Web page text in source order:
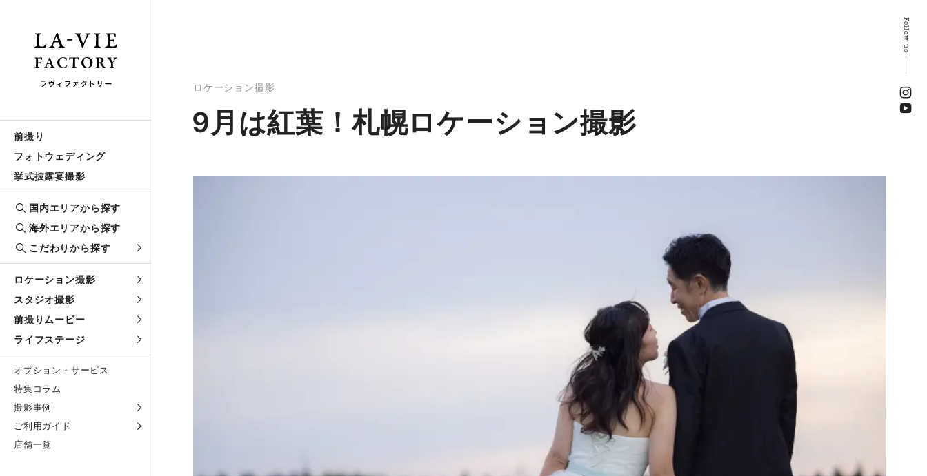
前撮り
フォトウェディング
挙式披露宴撮影
国内エリアから探す
海外エリアから探す
こだわりから探す
ロケーション撮影
スタジオ撮影
前撮りムービー
ライフステージ
オプション・サービス
特集コラム
撮影事例
ご利用ガイド
店舗一覧
ロケーション撮影
9月は紅葉！札幌ロケーション撮影
Follow us